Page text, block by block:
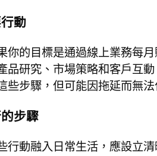
動
你的目標是通過線上業務每
品研究、市場策略和客戶互
些步驟，但可能因拖延而無
步驟
行動融入日常生活，應設立